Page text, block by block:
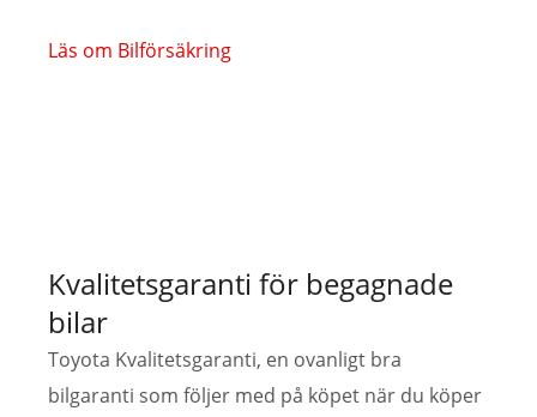
Läs om Bilförsäkring
Kvalitetsgaranti för begagnade
bilar
Toyota Kvalitetsgaranti, en ovanligt bra
bilgaranti som följer med på köpet när du köper